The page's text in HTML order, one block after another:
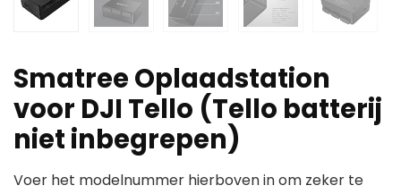
Smatree Oplaadstation
voor DJI Tello (Tello batterij
niet inbegrepen)
Voer het modelnummer hierboven in om zeker te